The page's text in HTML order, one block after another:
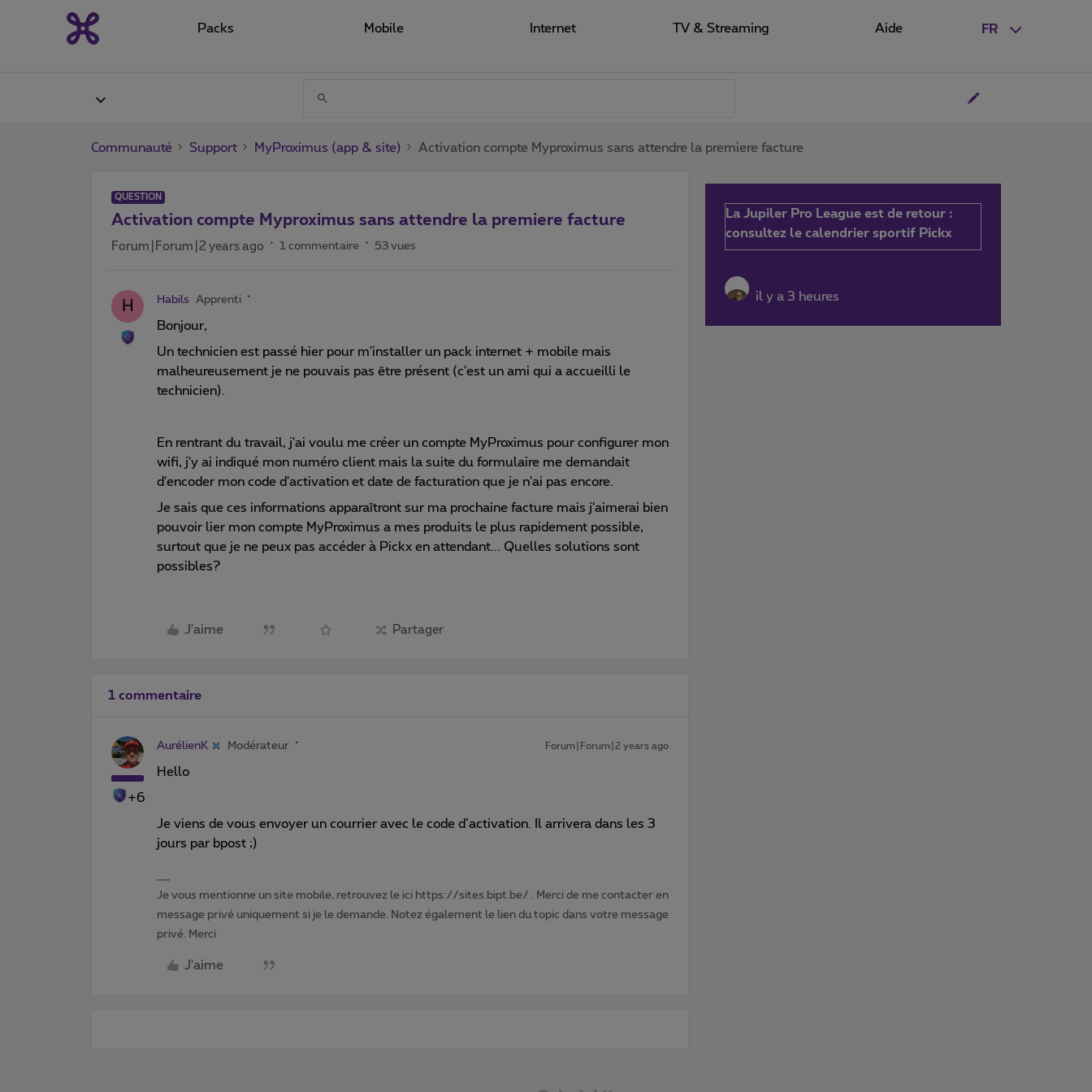
FR
Packs Mobile Internet TV & Streaming Aide
Communauté Support MyProximus (app & site) Activation compte Myproximus sans attendre la premiere facture
QUESTION
Activation compte Myproximus sans attendre la premiere facture
Forum|Forum|2 years ago 1 commentaire 53 vues
H Habils Apprenti
Bonjour,
Un technicien est passé hier pour m'installer un pack internet + mobile mais
malheureusement je ne pouvais pas être présent (c'est un ami qui a accueilli le
technicien).
En rentrant du travail, j'ai voulu me créer un compte MyProximus pour configurer mon
wifi, j'y ai indiqué mon numéro client mais la suite du formulaire me demandait
d'encoder mon code d'activation et date de facturation que je n'ai pas encore.
Je sais que ces informations apparaîtront sur ma prochaine facture mais j'aimerai bien
pouvoir lier mon compte MyProximus a mes produits le plus rapidement possible,
surtout que je ne peux pas accéder à Pickx en attendant... Quelles solutions sont
possibles?
J'aime Partager
1 commentaire
+6
AurélienK Modérateur Forum|Forum|2 years ago
Hello
Je viens de vous envoyer un courrier avec le code d’activation. Il arrivera dans les 3
jours par bpost ;)
Je vous mentionne un site mobile, retrouvez le ici https://sites.bipt.be/ . Merci de me contacter en
message privé uniquement si je le demande. Notez également le lien du topic dans votre message
privé. Merci
J'aime
La Jupiler Pro League est de retour :
consultez le calendrier sportif Pickx
il y a 3 heures